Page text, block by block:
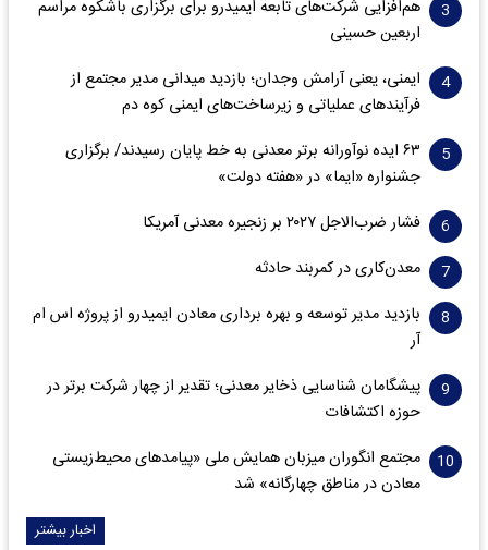
هم‌افزایی شرکت‌های تابعه ایمیدرو برای برگزاری باشکوه مراسم
اربعین حسینی
ایمنی، یعنی آرامش وجدان؛ بازدید میدانی مدیر مجتمع از
فرآیندهای عملیاتی و زیرساخت‌های ایمنی کوه دم
۶۳ ایده نوآورانه برتر معدنی به خط پایان رسیدند/ برگزاری
جشنواره «ایما» در «هفته دولت»
فشار ضرب‌الاجل ۲۰۲۷ بر زنجیره معدنی آمریکا
معدن‌کاری در کمربند حادثه
بازدید مدیر توسعه و بهره برداری معادن ایمیدرو از پروژه اس ام
آر
پیشگامان شناسایی ذخایر معدنی؛ تقدیر از چهار شرکت برتر در
حوزه اکتشافات‌
مجتمع انگوران میزبان همایش ملی «پیامدهای محیط‌زیستی
معادن در مناطق چهارگانه» شد
اخبار بیشتر